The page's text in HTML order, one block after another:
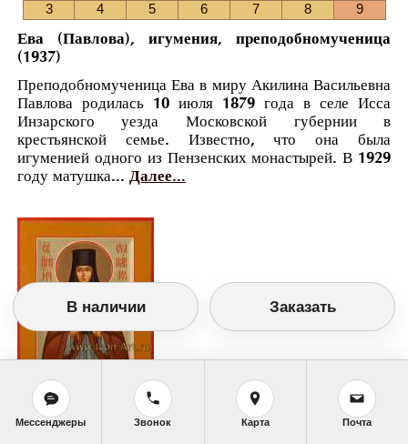
3
4 5 6 7 8 9
Ева (Павлова), игумения, преподобномученица
(1937)
Преподобномученица Ева в миру Акилина Васильевна
Павлова родилась 10 июля 1879 года в селе Исса
Инзарского уезда Московской губернии в
крестьянской семье. Известно, что она была
игуменией одного из Пензенских монастырей. В 1929
году матушка... Далее...
Православный календарь
<<Понедельник, 27 Августа (14 Августа по
В наличии Заказать
Мессенджеры Звонок Карта Почта